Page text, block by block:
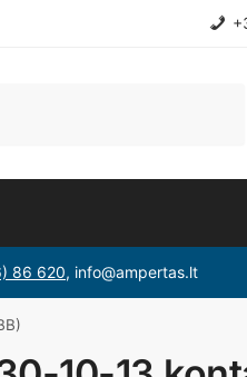
86 620, info@ampertas.lt